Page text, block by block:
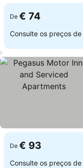
De € 74
Consulte os preços de
De € 93
Consulte os preços de